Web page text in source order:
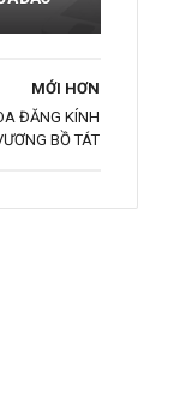
MỚI HƠN
ĐĂNG KÍNH
BỒ TÁT